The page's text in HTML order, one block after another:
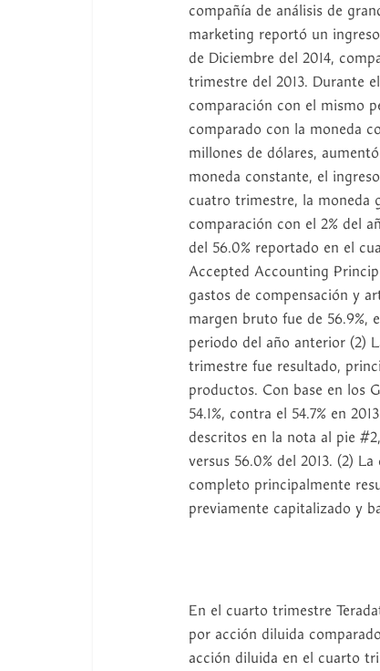
compañía de análisis de
marketing reportó un
de Diciembre del 2014,
trimestre del 2013. Durante
comparación con el mismo
comparado con la moneda
millones de dólares,
moneda constante, el
cuatro trimestre, la moneda
comparación con el 2% del
del 56.0% reportado en el
Accepted Accounting
gastos de compensación y
margen bruto fue de 56.9%,
periodo del año anterior (2)
trimestre fue resultado,
productos. Con base en los
54.1%, contra el 54.7% en
descritos en la nota al pie
versus 56.0% del 2013. (2)
completo principalmente
previamente capitalizado y
En el cuarto trimestre
por acción diluida
acción diluida en el cuarto